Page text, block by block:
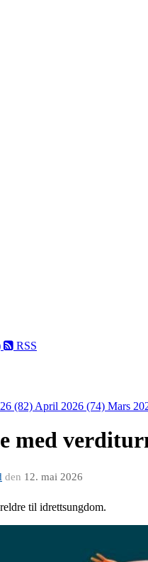
RSS
(82) April 2026 (74) Mars
med
den 12. mai 2026
til idrettsungdom.